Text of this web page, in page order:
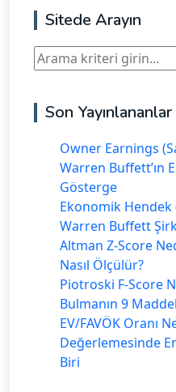
Sitede Arayın
Ara
Son Yayınlananlar
Owner Earnings
Warren Buffett’ın
Gösterge
Ekonomik
Warren Buffett
Altman Z-Score
Nasıl Ölçülür?
Piotroski F-Score
Bulmanın 9
EV/FAVÖK Oranı
Değerlemesinde
Biri